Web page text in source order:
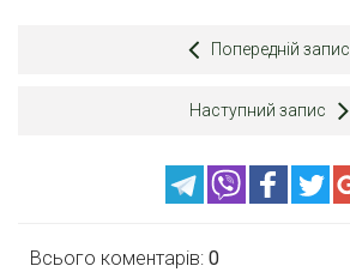
Попередній запис
Наступний запис
Всього коментарів: 0